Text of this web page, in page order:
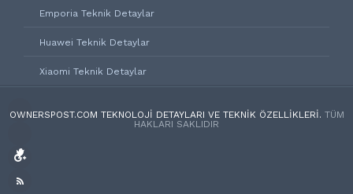
Emporia Teknik Detaylar
Huawei Teknik Detaylar
Xiaomi Teknik Detaylar
OWNERSPOST.COM TEKNOLOJI DETAYLARI VE TEKNIK ÖZELLIKLERI. TÜM
HAKLARI SAKLIDIR